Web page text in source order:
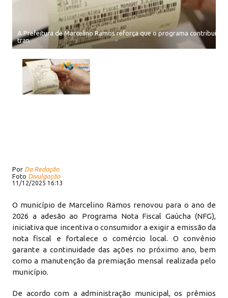
A Prefeitura de Marcelino Ramos reforça que o programa contribui
tran
Por Da Redação
Foto Divulgação
11/12/2025 16:13
O município de Marcelino Ramos renovou para o ano de
2026 a adesão ao Programa Nota Fiscal Gaúcha (NFG),
iniciativa que incentiva o consumidor a exigir a emissão da
nota fiscal e fortalece o comércio local. O convênio
garante a continuidade das ações no próximo ano, bem
como a manutenção da premiação mensal realizada pelo
município.
De acordo com a administração municipal, os prêmios